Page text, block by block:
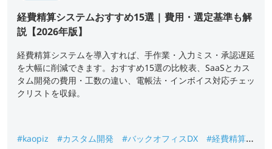
経費精算システムおすすめ15選 | 費用・選定基準も解
説【2026年版】
経費精算システムを導入すれば、手作業・入力ミス・承認遅延
を大幅に削減できます。おすすめ15選の比較表、SaaSとカス
タム開発の費用・工数の違い、電帳法・インボイス対応チェッ
クリストを収録。
#kaopiz #カスタム開発 #バックオフィスDX
#経費精算シ